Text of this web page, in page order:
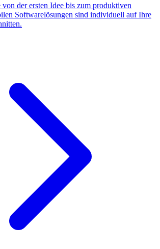
der ersten Idee bis zum produktiven
Softwarelösungen sind individuell auf Ihre